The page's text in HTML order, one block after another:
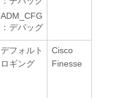
ADM_CFG
：デバッグ
デフォルト
ロギング
Cisco
Finesse